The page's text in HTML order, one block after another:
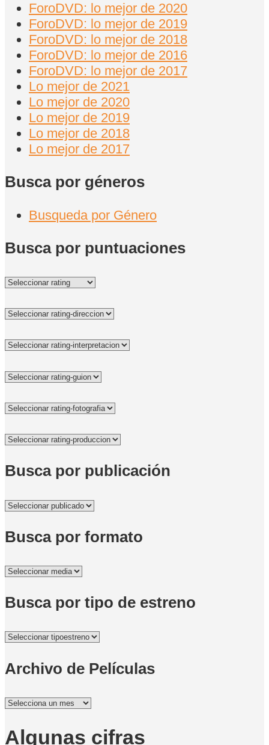
ForoDVD: lo mejor de 2020
ForoDVD: lo mejor de 2019
ForoDVD: lo mejor de 2018
ForoDVD: lo mejor de 2016
ForoDVD: lo mejor de 2017
Lo mejor de 2021
Lo mejor de 2020
Lo mejor de 2019
Lo mejor de 2018
Lo mejor de 2017
Busca por géneros
Busqueda por Género
Busca por puntuaciones
Busca por publicación
Busca por formato
Busca por tipo de estreno
Archivo de Películas
Archivo
Películas
Algunas cifras